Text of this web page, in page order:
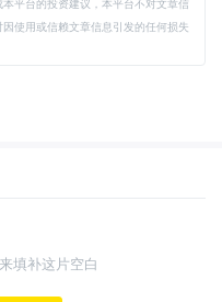
平台的投资建议，本平台不对文章信
使用或信赖文章信息引发的任何损失
填补这片空白